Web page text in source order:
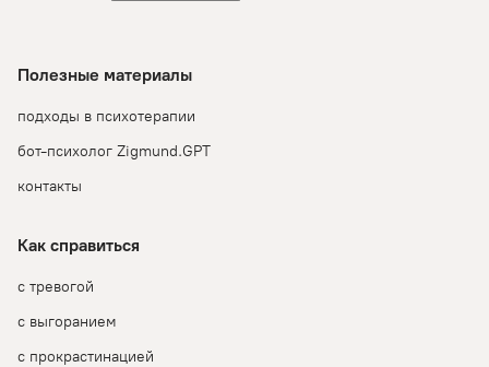
Полезные материалы
подходы в психотерапии
бот-психолог Zigmund.GPT
контакты
Как справиться
с тревогой
с выгоранием
с прокрастинацией